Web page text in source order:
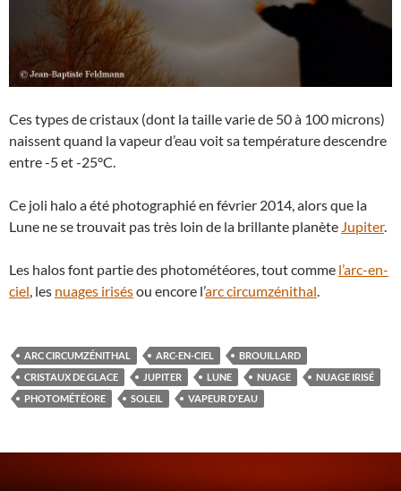
Ces types de cristaux (dont la taille varie de 50 à 100 microns)
naissent quand la vapeur d’eau voit sa température descendre
entre -5 et -25°C.
Ce joli halo a été photographié en février 2014, alors que la
Lune ne se trouvait pas très loin de la brillante planète Jupiter.
Les halos font partie des photométéores, tout comme l’arc-en-
ciel , les nuages irisésou encore l’arc circumzénithal
ARC CIRCUMZÉNITHAL ARC-EN-CIEL
BROUILLARD
CRISTAUX DE GLACE
JUPITER LUNE NUAGE
NUAGE IRISÉ
PHOTOMÉTÉORE
SOLEIL VAPEUR D'EAU